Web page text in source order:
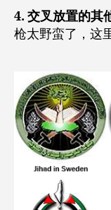
4. 交叉放置的其
枪太野蛮了，这